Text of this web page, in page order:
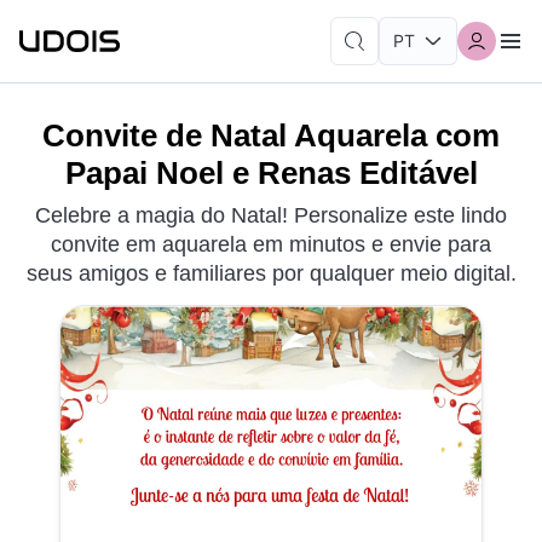
Convite de Natal Aquarela com
Papai Noel e Renas Editável
Celebre a magia do Natal! Personalize este lindo
convite em aquarela em minutos e envie para
seus amigos e familiares por qualquer meio digital.